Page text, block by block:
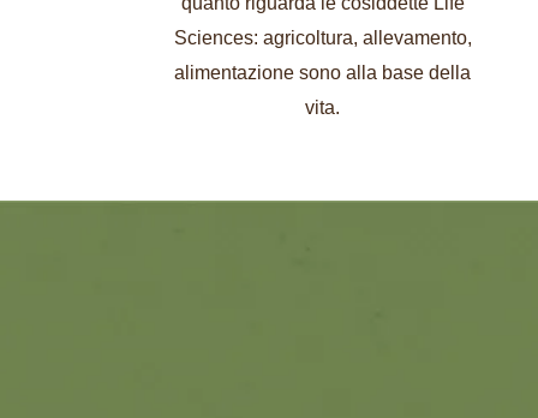
Sciences: agricoltura, allevamento,
alimentazione sono alla base della
vita.